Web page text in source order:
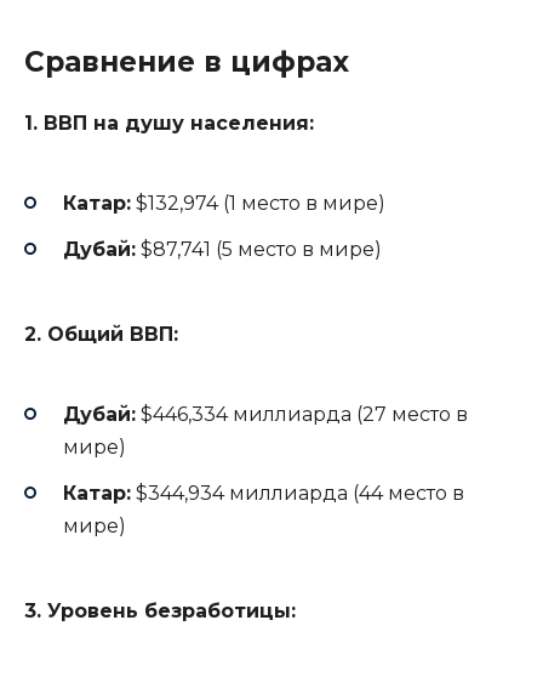
Сравнение в цифрах
1. ВВП на душу населения:
Катар: $132,974 (1 место в мире)
Дубай: $87,741 (5 место в мире)
2. Общий ВВП:
Дубай: $446,334 миллиарда (27 место в
мире)
Катар: $344,934 миллиарда (44 место в
мире)
3. Уровень безработицы: